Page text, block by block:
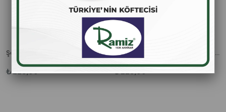
Şekersiz Doğal Katkısız Karadut Reçeli 280 gr.
₺225,00
Şekersiz Doğal Katkısız Vişne Reçeli 280 gr.
₺225,00